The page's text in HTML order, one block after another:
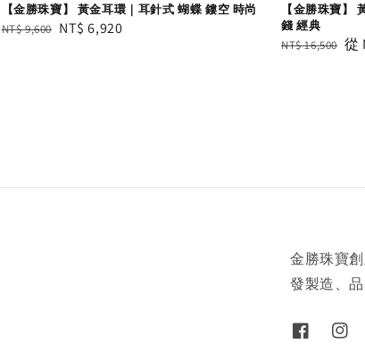
【金勝珠寶】 黃金耳環｜耳針式 蝴蝶 鏤空 時尚
Regular
NT$ 9,600 Sale
NT$ 6,920
【金勝珠寶】
錢 經典
Regular
NT$ 16,500 從
金勝珠寶
發製造、